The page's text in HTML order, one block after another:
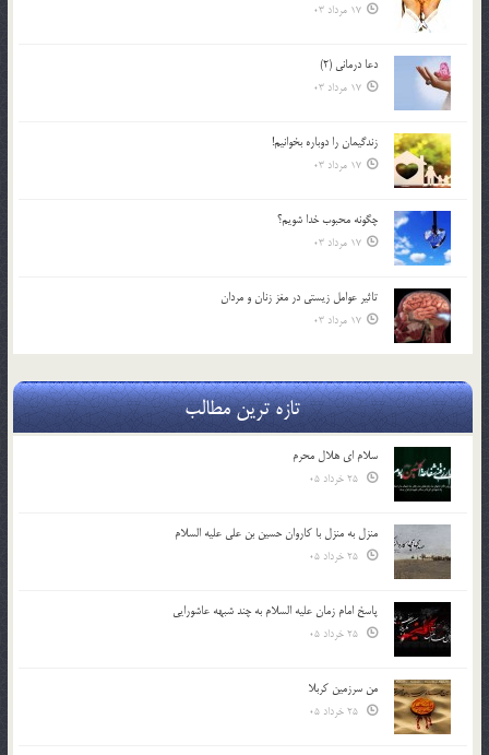
17 مرداد 03
دعا درمانی (2)
17 مرداد 03
زندگيمان را دوباره بخوانيم!
17 مرداد 03
چگونه محبوب خدا شويم؟
17 مرداد 03
تاثیر عوامل زيستي در مغز زنان و مردان
17 مرداد 03
تازه ترین مطالب
سلام ای هلال محرم
منزل به منزل با کاروان حسین بن علی علیه السلام
پاسخ امام زمان علیه السلام به چند شبهه عاشورایی
من سرزمین کربلا